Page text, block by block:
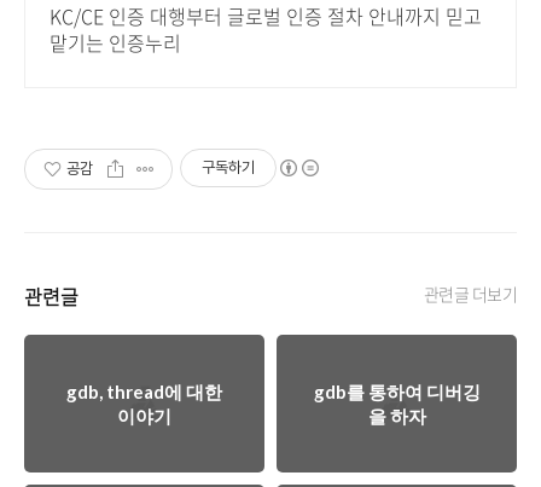
KC/CE 인증 대행부터 글로벌 인증 절차 안내까지 믿고
맡기는 인증누리
공감 구독하기
관련글 관련글 더보기
gdb, thread에 대한
이야기
gdb를 통하여 디버깅
을 하자